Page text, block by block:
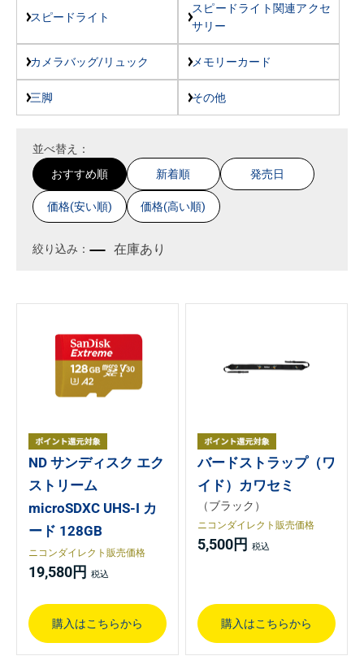
スピードライト
スピードライト関連アクセ
サリー
カメラバッグ/リュック メモリーカード
三脚 その他
並べ替え：
おすすめ順
新着順 発売日
価格(安い順) 価格(高い順)
在庫あり
ND サンディスク エク
ストリーム
microSDXC UHS-I カ
ード 128GB
ニコンダイレクト販売価格
19,580円
購入はこちらから
バードストラップ（ワ
イド）カワセミ
（ブラック）
ニコンダイレクト販売価格
5,500円
購入はこちらから